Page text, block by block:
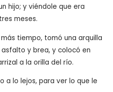
hijo; y viéndole que era
meses.
tiempo, tomó una arquilla
y brea, y colocó en
a la orilla del río.
a lo lejos, para ver lo que le